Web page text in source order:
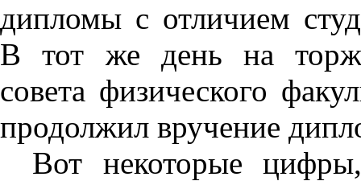
дипломы с отличием
В тот же день на
совета физического
продолжил вручение
Вот некоторые